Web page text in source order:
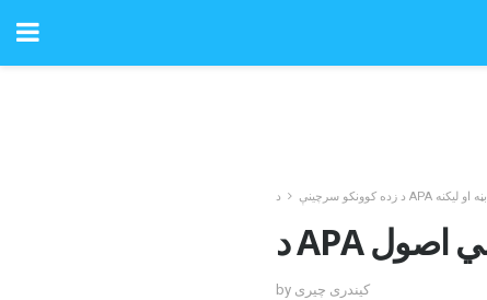
د زده کوونکو سرچینې د APA بڼه او لیکنه
by کیندری چیری